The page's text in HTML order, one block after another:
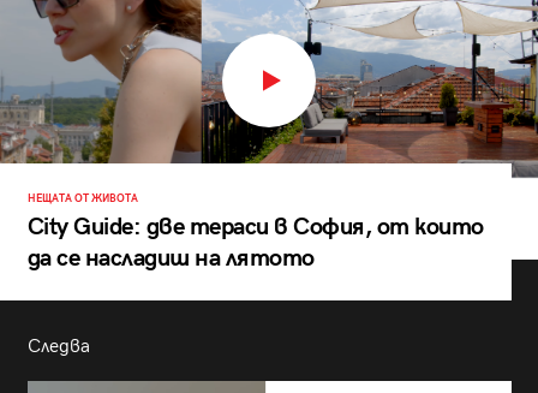
НЕЩАТА ОТ ЖИВОТА
City Guide: две тераси в София, от които
да се насладиш на лятото
Следва